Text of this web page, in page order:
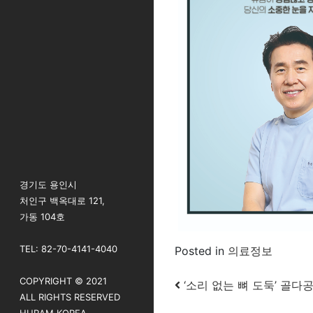
경기도 용인시
처인구 백옥대로 121,
가동 104호
TEL: 82-70-4141-4040
COPYRIGHT © 2021
ALL RIGHTS RESERVED
Posted in 의료정보
Post
‘소리 없는 뼈 도둑’ 골다